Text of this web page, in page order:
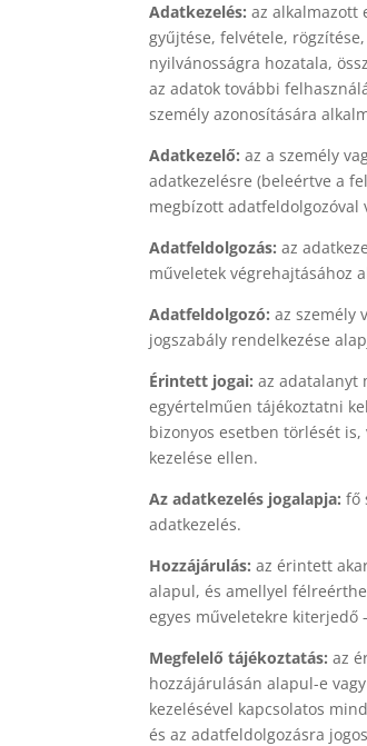
Adatkezelés: az alkalmazott
gyűjtése, felvétele,
nyilvánosságra hozatala,
az adatok további
személy azonosítására
Adatkezelő: az a személy
adatkezelésre (beleértve a
megbízott adatfeldolgozóval
Adatfeldolgozás: az
műveletek végrehajtásához
Adatfeldolgozó: az személy
jogszabály rendelkezése
Érintett jogai: az adatalanyt
egyértelműen tájékoztatni
bizonyos esetben törlését
kezelése ellen.
Az adatkezelés jogalapja: fő
adatkezelés.
Hozzájárulás: az érintett
alapul, és amellyel
egyes műveletekre kiterjedő
Megfelelő tájékoztatás: az
hozzájárulásán alapul-e
kezelésével kapcsolatos
és az adatfeldolgozásra